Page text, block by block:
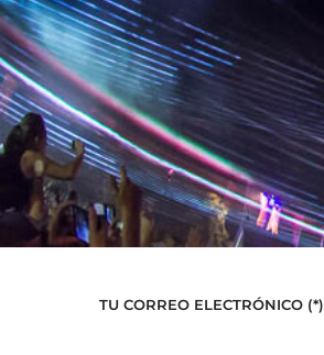
TU CORREO ELECTRÓNICO (*)